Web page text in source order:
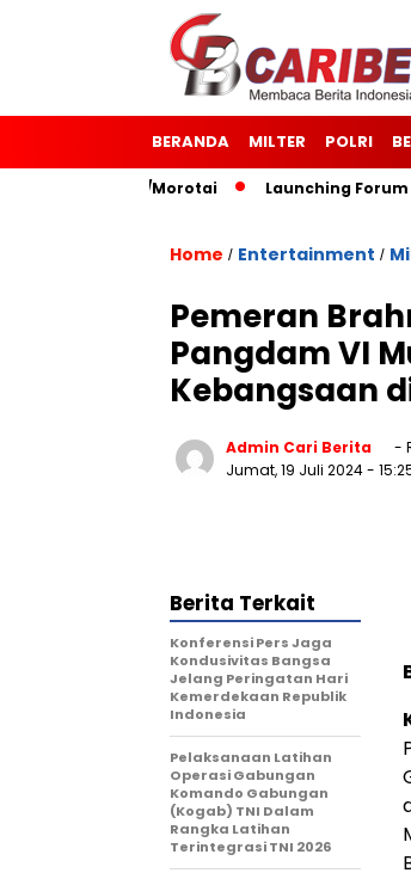
BERANDA MILTER POLRI
Kodim 1514/Morotai Launching Forum
Home / Entertainment /
Pemeran
Pangdam VI
Kebangsaan
Admin Cari Berita
-
Jumat, 19 Juli 2024-
Berita Terkait
Konferensi Pers Jaga
Kondusivitas Bangsa
Jelang Peringatan Hari
Kemerdekaan Republik
Indonesia
Pelaksanaan Latihan
Operasi Gabungan
Komando Gabungan
(Kogab) TNI Dalam
Rangka Latihan
Terintegrasi TNI 2026